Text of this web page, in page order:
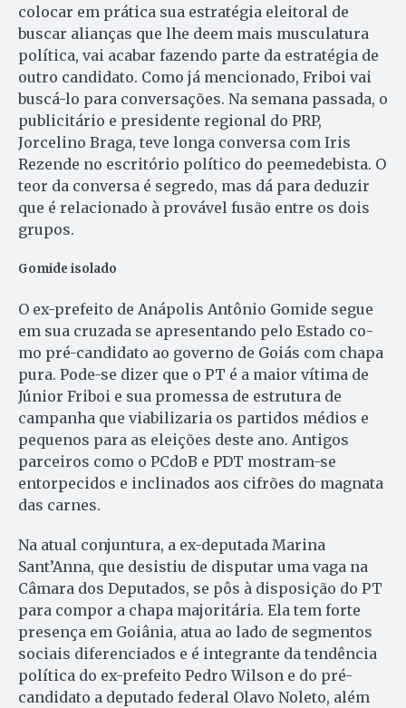
colocar em prática sua estratégia eleitoral de
buscar alianças que lhe deem mais musculatura
política, vai acabar fazendo parte da estratégia de
outro candidato. Como já mencionado, Friboi vai
buscá-lo para conversações. Na semana passada, o
publicitário e presidente regional do PRP,
Jorcelino Braga, teve longa conversa com Iris
Rezende no escritório político do peemedebista. O
teor da conversa é segredo, mas dá para deduzir
que é relacionado à provável fusão entre os dois
grupos.
Gomide isolado
O ex-prefeito de Anápolis An­tô­nio Gomide segue
em sua cruzada se apresentando pelo Estado co­
mo pré-candidato ao governo de Goiás com chapa
pura. Pode-se di­zer que o PT é a maior vítima de
Jú­nior Friboi e sua promessa de estrutura de
campanha que viabilizaria os partidos médios e
pequenos para as eleições deste ano. Antigos
parceiros como o PCdoB e PDT mostram-se
entorpecidos e inclinados aos cifrões do magnata
das carnes.
Na atual conjuntura, a ex-deputada Marina
Sant’Anna, que desistiu de disputar uma vaga na
Câmara dos Deputados, se pôs à disposição do PT
para compor a chapa majoritária. Ela tem forte
presença em Goiânia, atua ao lado de segmentos
sociais diferenciados e é integrante da tendência
política do ex-prefeito Pedro Wilson e do pré-
candidato a deputado federal Olavo Noleto, além